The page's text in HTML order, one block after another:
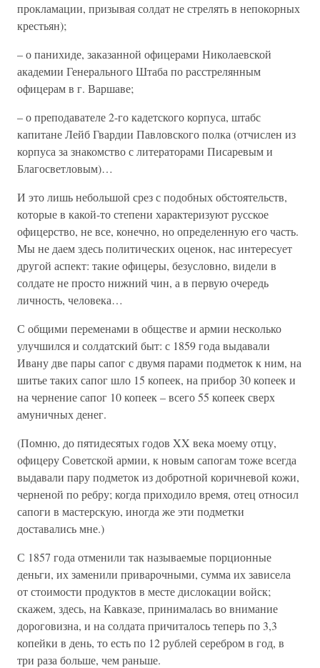
прокламации, призывая солдат не стрелять в непокорных
крестьян);
– о панихиде, заказанной офицерами Николаевской
академии Генерального Штаба по расстрелянным
офицерам в г. Варшаве;
– о преподавателе 2-го кадетского корпуса, штабс
капитане Лейб Гвардии Павловского полка (отчислен из
корпуса за знакомство с литераторами Писаревым и
Благосветловым)…
И это лишь небольшой срез с подобных обстоятельств,
которые в какой-то степени характеризуют русское
офицерство, не все, конечно, но определенную его часть.
Мы не даем здесь политических оценок, нас интересует
другой аспект: такие офицеры, безусловно, видели в
солдате не просто нижний чин, а в первую очередь
личность, человека…
С общими переменами в обществе и армии несколько
улучшился и солдатский быт: с 1859 года выдавали
Ивану две пары сапог с двумя парами подметок к ним, на
шитье таких сапог шло 15 копеек, на прибор 30 копеек и
на чернение сапог 10 копеек – всего 55 копеек сверх
амуничных денег.
(Помню, до пятидесятых годов XX века моему отцу,
офицеру Советской армии, к новым сапогам тоже всегда
выдавали пару подметок из добротной коричневой кожи,
черненой по ребру; когда приходило время, отец относил
сапоги в мастерскую, иногда же эти подметки
доставались мне.)
С 1857 года отменили так называемые порционные
деньги, их заменили приварочными, сумма их зависела
от стоимости продуктов в месте дислокации войск;
скажем, здесь, на Кавказе, принималась во внимание
дороговизна, и на солдата причиталось теперь по 3,3
копейки в день, то есть по 12 рублей серебром в год, в
три раза больше, чем раньше.